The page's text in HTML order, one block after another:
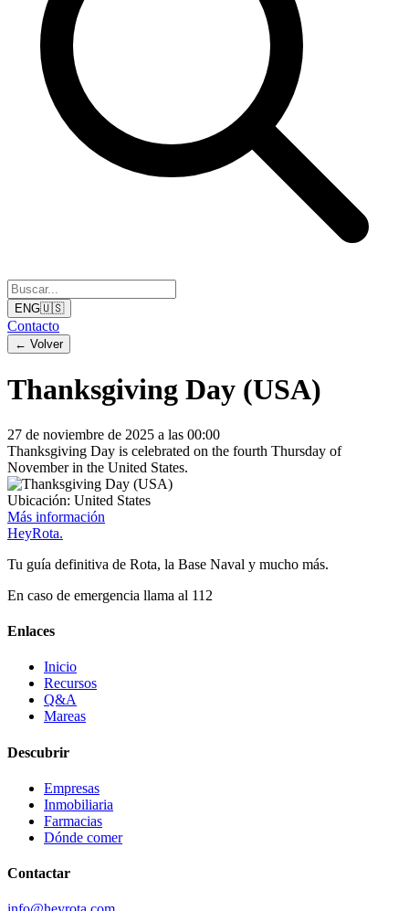
ENG🇺🇸
Contacto
← Volver
Thanksgiving Day (USA)
27 de noviembre de 2025 a las 00:00
Thanksgiving Day is celebrated on the fourth Thursday of
November in the United States.
Ubicación: United States
Más información
HeyRota.
Tu guía definitiva de Rota, la Base Naval y mucho más.
En caso de emergencia llama al 112
Enlaces
Inicio
Recursos
Q&A
Mareas
Descubrir
Empresas
Inmobiliaria
Farmacias
Dónde comer
Contactar